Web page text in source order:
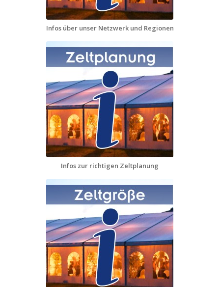
Infos über unser Netzwerk und Regionen
Infos zur richtigen Zeltplanung